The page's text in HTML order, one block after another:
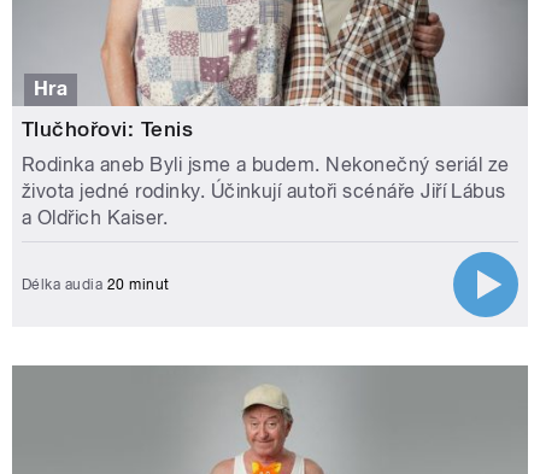
Hra
Tlučhořovi: Tenis
Rodinka aneb Byli jsme a budem. Nekonečný seriál ze
života jedné rodinky. Účinkují autoři scénáře Jiří Lábus
a Oldřich Kaiser.
Délka audia 20 minut